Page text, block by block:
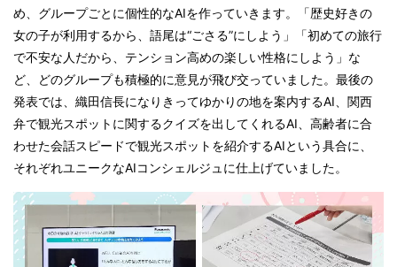
め、グループごとに個性的なAIを作っていきます。「歴史好きの
女の子が利用するから、語尾は“ごさる”にしよう」「初めての旅行
で不安な人だから、テンション高めの楽しい性格にしよう」な
ど、どのグループも積極的に意見が飛び交っていました。最後の
発表では、織田信長になりきってゆかりの地を案内するAI、関西
弁で観光スポットに関するクイズを出してくれるAI、高齢者に合
わせた会話スピードで観光スポットを紹介するAIという具合に、
それぞれユニークなAIコンシェルジュに仕上げていました。